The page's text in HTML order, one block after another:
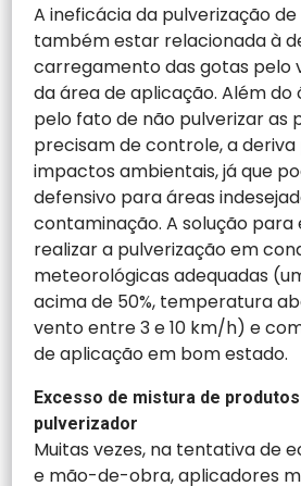
A ineficácia da pulverização
também estar relacionada à
carregamento das gotas pelo
da área de aplicação. Além do
pelo fato de não pulverizar as
precisam de controle, a
impactos ambientais, já que
defensivo para áreas
contaminação. A solução para
realizar a pulverização em
meteorológicas adequadas
acima de 50%, temperatura
vento entre 3 e 10 km/h) e
de aplicação em bom estado.
Excesso de mistura de
pulverizador
Muitas vezes, na tentativa de
e mão-de-obra, aplicadores